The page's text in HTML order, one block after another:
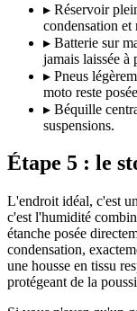
▸ Réservoir
condensation
▸ Batterie sur
jamais laissée à
▸ Pneus
moto reste
▸ Béquille
suspensions.
Étape 5 : le
L'endroit idéal, c'est
c'est l'humidité
étanche posée
condensation,
une housse en tissu
protégeant de la